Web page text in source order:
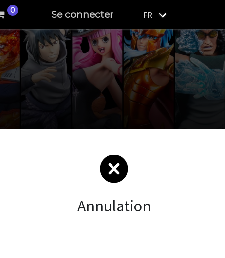
0 Se connecter FR
Annulation